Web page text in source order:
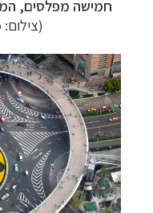
חמישה מפלסים,
(צילום: